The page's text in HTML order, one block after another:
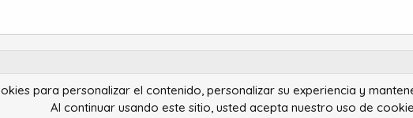
Community platform by XenForo © 2010-2022 XenForo Ltd.
Advanced Forum Stats by AddonFlare - Premium XF2 Addons
para personalizar el contenido, personalizar su experiencia y
Al continuar usando este sitio, usted acepta nuestro uso de